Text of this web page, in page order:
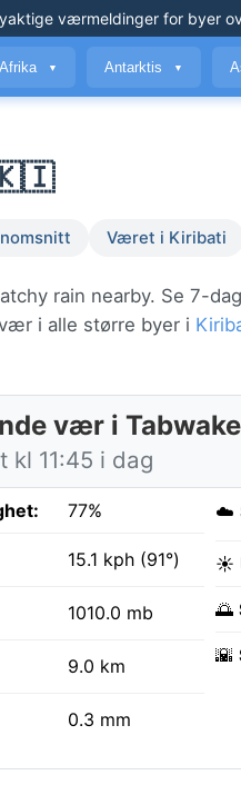
værmeldinger for byer
Afrika ▼ Antarktis ▼
🇰🇮
Været i Kiribati
rain nearby. Se 7-
i alle større byer i
vær i
kl 11:45 i dag
77%
15.1 kph (91°)
1010.0 mb
9.0 km
0.3 mm
☁️
☀️
🌅
🌇